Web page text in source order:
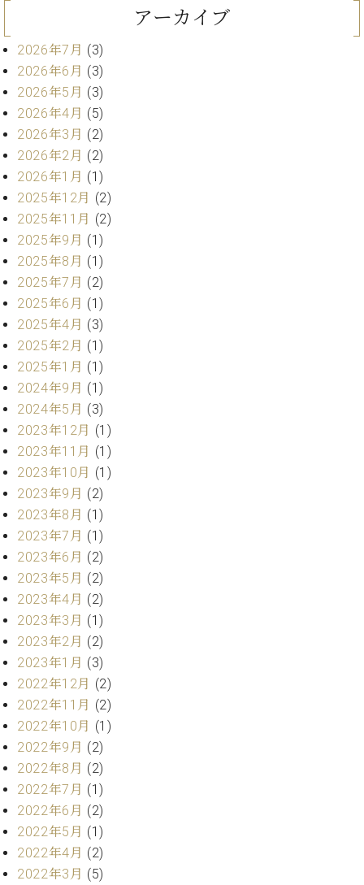
ト
ピ
ア
ノ
C.
ベ
ヒ
シ
ュ
タ
イ
ン
ア
カ
デ
ミ
ー
W.
ホ
フ
マ
ン
プ
ロ
フ
ェ
ッ
シ
ョ
ナ
ル
W.
ホ
フ
マ
ン
ト
ラ
デ
ィ
シ
ョ
ノ
の
コ
ン
シ
ジ
ュ
ア
ク
セ
セン
トラ
ム東
京の
ご案
(PDF)
お
問
い
合
わ
社
：
八
子
・
技
術
営
業
セ
ン
ー
ス
タ
ッ
アーカイブ
2026年7月 (3)
2026年6月 (3)
2026年5月 (3)
2026年4月 (5)
2026年3月 (2)
2026年2月 (2)
2026年1月 (1)
2025年12月 (2)
2025年11月 (2)
2025年9月 (1)
2025年8月 (1)
2025年7月 (2)
2025年6月 (1)
2025年4月 (3)
2025年2月 (1)
2025年1月 (1)
2024年9月 (1)
2024年5月 (3)
2023年12月 (1)
2023年11月 (1)
2023年10月 (1)
2023年9月 (2)
2023年8月 (1)
2023年7月 (1)
2023年6月 (2)
2023年5月 (2)
2023年4月 (2)
2023年3月 (1)
2023年2月 (2)
2023年1月 (3)
2022年12月 (2)
2022年11月 (2)
2022年10月 (1)
2022年9月 (2)
2022年8月 (2)
2022年7月 (1)
2022年6月 (2)
2022年5月 (1)
2022年4月 (2)
2022年3月 (5)